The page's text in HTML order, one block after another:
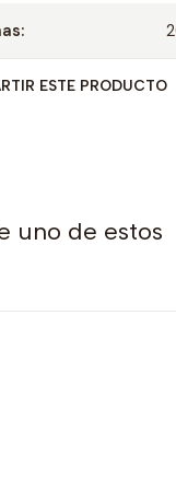
ESTE PRODUCTO
uno de estos